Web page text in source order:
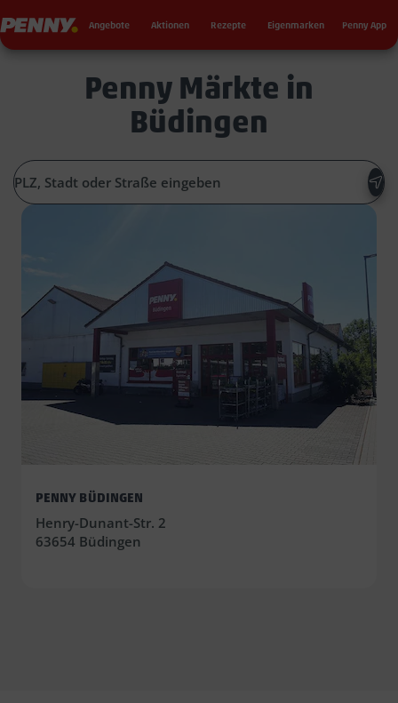
Penny Angebote Aktionen Rezepte Eigenmarken Penny App
Penny Märkte in
Büdingen
PENNY BÜDINGEN
Henry-Dunant-Str. 2
63654 Büdingen